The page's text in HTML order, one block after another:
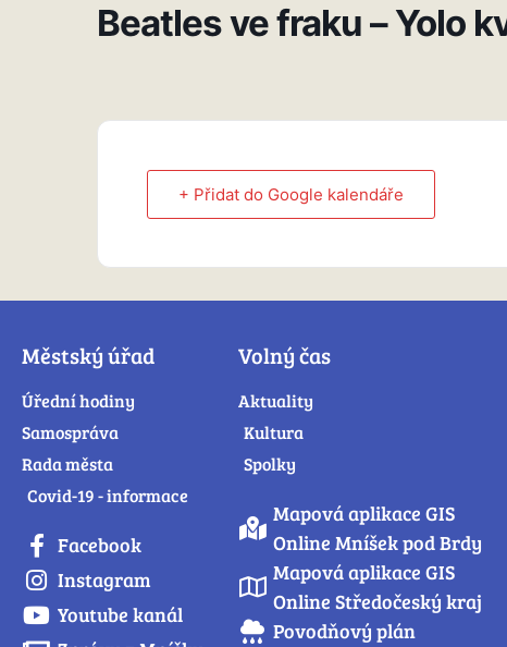
Beatles ve fraku – Yolo
+ Přidat do Google kalendáře
Městský úřad
Úřední hodiny
Samospráva
Rada města
Covid-19 - informace
Facebook
Instagram
Youtube kanál
Volný čas
Aktuality
Kultura
Spolky
Mapová aplikace GIS
Online Mníšek pod Brdy
Mapová aplikace GIS
Online Středočeský kraj
Povodňový plán